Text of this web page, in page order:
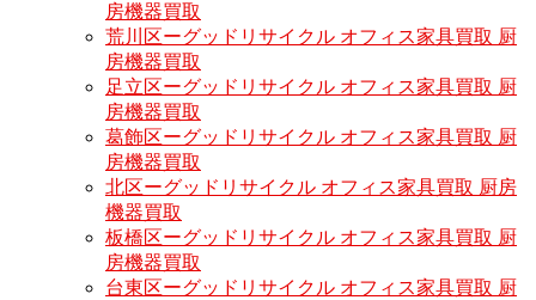
房機器買取
荒川区ーグッドリサイクル オフィス家具買取 厨
房機器買取
足立区ーグッドリサイクル オフィス家具買取 厨
房機器買取
葛飾区ーグッドリサイクル オフィス家具買取 厨
房機器買取
北区ーグッドリサイクル オフィス家具買取 厨房
機器買取
板橋区ーグッドリサイクル オフィス家具買取 厨
房機器買取
台東区ーグッドリサイクル オフィス家具買取 厨